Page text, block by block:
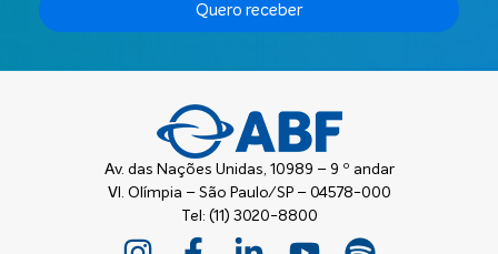
Quero receber
Av. das Nações Unidas, 10989 – 9 º andar
Vl. Olímpia – São Paulo/SP – 04578-000
Tel: (11) 3020-8800